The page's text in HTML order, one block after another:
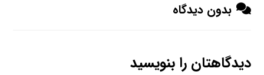
بدون دیدگاه
دیدگاهتان را بنویسید